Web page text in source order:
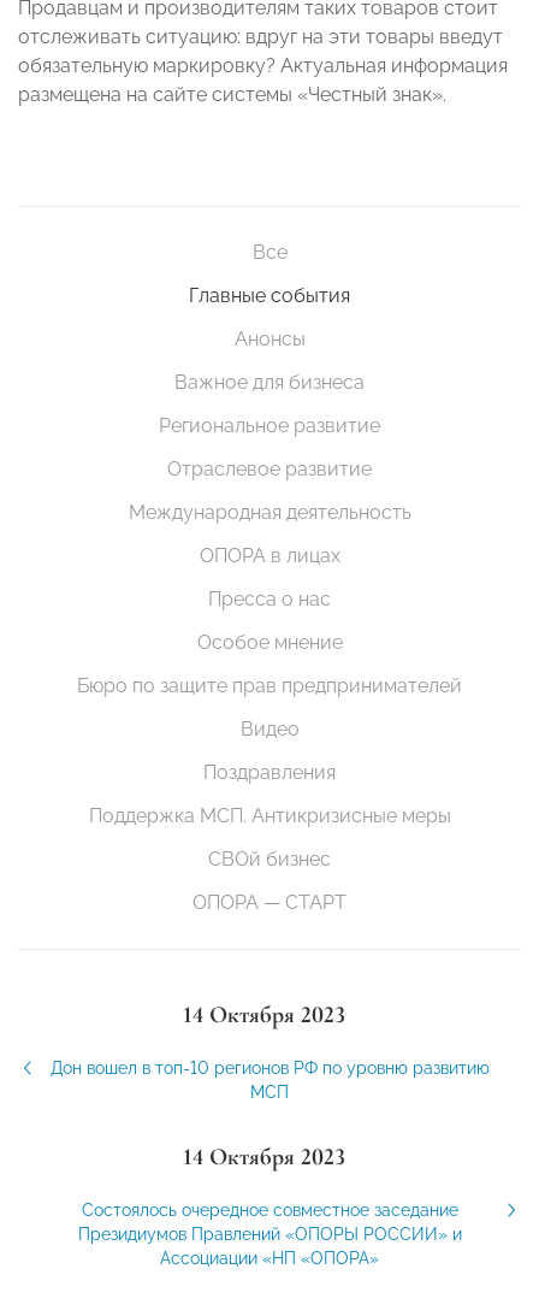
Продавцам и производителям таких товаров стоит
отслеживать ситуацию: вдруг на эти товары введут
обязательную маркировку? Актуальная информация
размещена на сайте системы «Честный знак».
Все
Главные события
Анонсы
Важное для бизнеса
Региональное развитие
Отраслевое развитие
Международная деятельность
ОПОРА в лицах
Пресса о нас
Особое мнение
Бюро по защите прав предпринимателей
Видео
Поздравления
Поддержка МСП. Антикризисные меры
СВОй бизнес
ОПОРА — СТАРТ
14 Октября 2023
Дон вошел в топ-10 регионов РФ по уровню развитию
МСП
14 Октября 2023
Состоялось очередное совместное заседание
Президиумов Правлений «ОПОРЫ РОССИИ» и
Ассоциации «НП «ОПОРА»